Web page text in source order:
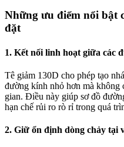
Những ưu điểm nổi bật
đặt
1. Kết nối linh hoạt giữa các
Tê giảm 130D cho phép tạo
đường kính nhỏ hơn mà không
gian. Điều này giúp sơ đồ
hạn chế rủi ro rò rỉ trong quá
2. Giữ ổn định dòng chảy tại